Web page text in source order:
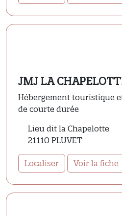
JMJ LA
Hébergement touristique
de courte durée
Lieu dit la Chapelotte
21110 PLUVET
Localiser Voir la fiche